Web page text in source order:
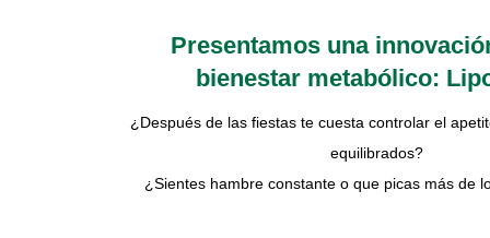
Presentamos una
bienestar metabólico:
¿Después de las fiestas te cuesta controlar el
equilibrados?
¿Sientes hambre constante o que picas más de